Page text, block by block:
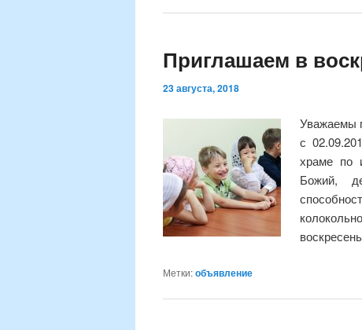
Приглашаем в
23 августа, 2018
Уважаемы
с
храме по
Божий,
Метки:объявление